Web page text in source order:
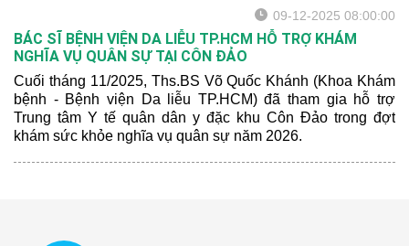
09-12-2025 08:00:00
BÁC SĨ BỆNH VIỆN DA LIỄU TP.HCM HỖ TRỢ KHÁM
NGHĨA VỤ QUÂN SỰ TẠI CÔN ĐẢO
Cuối tháng 11/2025, Ths.BS Võ Quốc Khánh (Khoa Khám
bệnh - Bệnh viện Da liễu TP.HCM) đã tham gia hỗ trợ
Trung tâm Y tế quân dân y đặc khu Côn Đảo trong đợt
khám sức khỏe nghĩa vụ quân sự năm 2026.